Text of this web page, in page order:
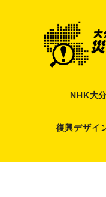
NHK大
復興デザイ